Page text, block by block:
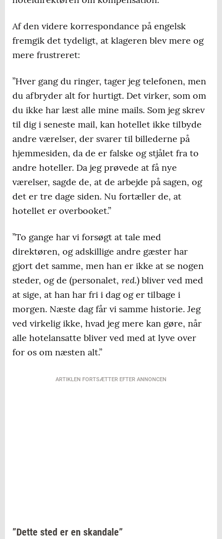
Af den videre korrespondance på engelsk
fremgik det tydeligt, at klageren blev mere og
mere frustreret:
”Hver gang du ringer, tager jeg telefonen, men
du afbryder alt for hurtigt. Det virker, som om
du ikke har læst alle mine mails. Som jeg skrev
til dig i seneste mail, kan hotellet ikke tilbyde
andre værelser, der svarer til billederne på
hjemmesiden, da de er falske og stjålet fra to
andre hoteller. Da jeg prøvede at få nye
værelser, sagde de, at de arbejde på sagen, og
det er tre dage siden. Nu fortæller de, at
hotellet er overbooket.”
”To gange har vi forsøgt at tale med
direktøren, og adskillige andre gæster har
gjort det samme, men han er ikke at se nogen
steder, og de (personalet, red.) bliver ved med
at sige, at han har fri i dag og er tilbage i
morgen. Næste dag får vi samme historie. Jeg
ved virkelig ikke, hvad jeg mere kan gøre, når
alle hotelansatte bliver ved med at lyve over
for os om næsten alt.”
ARTIKLEN FORTSÆTTER EFTER ANNONCEN
”Dette sted er en skandale”